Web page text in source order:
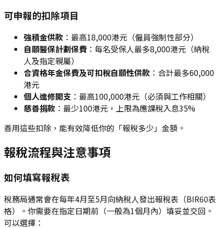
可申報的扣除項目
強積金供款 ：最高18,000港元（僱員強制性部分）
自願醫保計劃保費 ：每名受保人最多8,000港元（納稅
人及指定親屬）
合資格年金保費及可扣稅自願性供款 ：合計最多60,000
港元
個人進修開支 ：最高100,000港元（必須與工作相關）
慈善捐款 ：最少100港元，上限為應課稅入息35%
善用這些扣除，能有效降低你的「報稅多少」金額。
報稅流程與注意事項
如何填寫報稅表
稅務局通常會在每年4月至5月向納稅人發出報稅表（BIR60表
格）。你需要在指定日期前（一般為1個月內）填妥並交回。
可以選擇：